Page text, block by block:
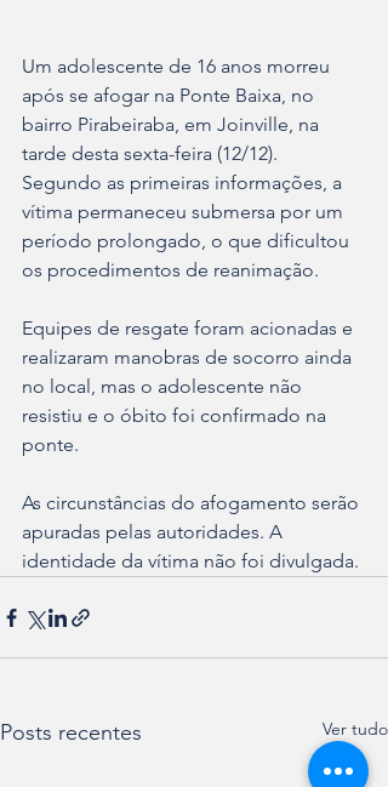
Um adolescente de 16 anos morreu
após se afogar na Ponte Baixa, no
bairro Pirabeiraba, em Joinville, na
tarde desta sexta-feira (12/12).
Segundo as primeiras informações, a
vítima permaneceu submersa por um
período prolongado, o que dificultou
os procedimentos de reanimação.
Equipes de resgate foram acionadas e
realizaram manobras de socorro ainda
no local, mas o adolescente não
resistiu e o óbito foi confirmado na
ponte.
As circunstâncias do afogamento serão
apuradas pelas autoridades. A
identidade da vítima não foi divulgada.
Posts recentes Ver tudo